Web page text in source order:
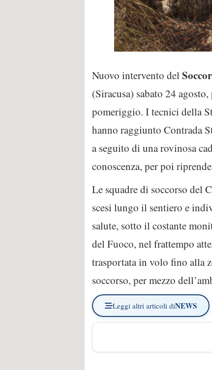
Nuovo intervento del
(Siracusa) sabato 24
pomeriggio. I tecnici della
hanno raggiunto Contrada
a seguito di una rovinosa
conoscenza, per poi
Le squadre di soccorso del
scesi lungo il sentiero e
salute, sotto il costante
del Fuoco, nel frattempo
trasportata in volo fino alla
soccorso, per mezzo
Leggi altri articoli diNEWS